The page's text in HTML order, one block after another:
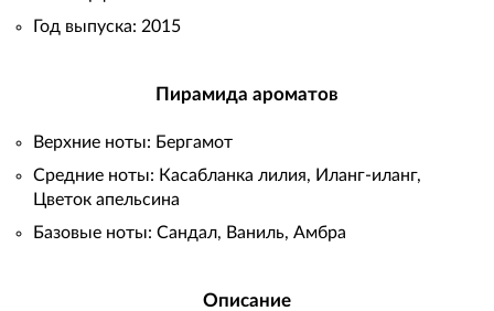
Год выпуска: 2015
Пирамида ароматов
Верхние ноты: Бергамот
Средние ноты: Касабланка лилия, Иланг-иланг,
Цветок апельсина
Базовые ноты: Сандал, Ваниль, Амбра
Описание